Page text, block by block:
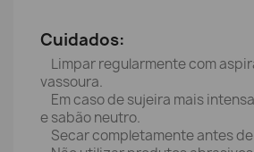
Cuidados:
Limpar regularmente com
vassoura.
Em caso de sujeira mais
e sabão neutro.
Secar completamente antes de